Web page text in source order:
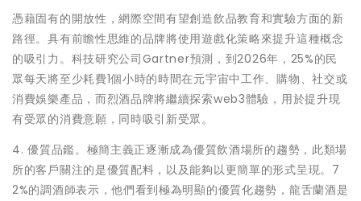
憑藉固有的開放性，網際空間有望創造飲品教育和實驗方面的新
路徑。具有前瞻性思維的品牌將使用遊戲化策略來提升這種概念
的吸引力。科技研究公司Gartner預測，到2026年，25%的民
眾每天將至少耗費1個小時的時間在元宇宙中工作、購物、社交或
消費娛樂產品，而烈酒品牌將繼續探索web3體驗，用於提升現
有受眾的消費意願，同時吸引新受眾。
4. 優質品鑑。極簡主義正逐漸成為優質飲酒場所的趨勢，此類場
所的客戶關注的是優質配料，以及能夠以更簡單的形式呈現。7
2%的調酒師表示，他們看到極為明顯的優質化趨勢，龍舌蘭酒是